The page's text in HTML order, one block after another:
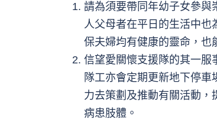
請為須要帶同年幼子女參與
人父母者在平日的生活中也
保夫婦均有健康的靈命，也
信望愛關懷支援隊的其一服
隊工亦會定期更新地下停
力去策劃及推動有關活動，
病患肢體。